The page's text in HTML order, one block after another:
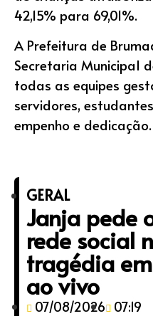
42,15% para 69,01%.
A Prefeitura de
Secretaria Municipal
todas as equipes
servidores,
empenho e dedicação.
GERAL
Janja pede
rede social
tragédia
ao vivo
07/08/2026 07:19